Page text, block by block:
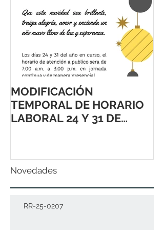
MODIFICACIÓN
TEMPORAL DE HORARIO
LABORAL 24 Y 31 DE
Novedades
RR-25-0207